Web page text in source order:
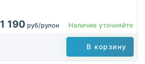
1 190 руб/рулон Наличие уточняйте
В корзину